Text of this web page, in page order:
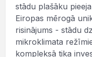
stādu plašāku
Eiropas mērogā
risinājums - stādu
mikroklimata
kompleksā tika